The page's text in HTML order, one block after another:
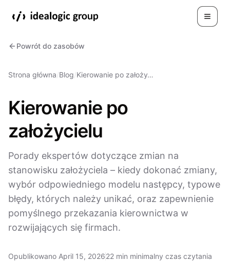
Powrót do zasobów
Strona główna/Blog/Kierowanie po założy…
Kierowanie po
założycielu
Porady ekspertów dotyczące zmian na
stanowisku założyciela – kiedy dokonać zmiany,
wybór odpowiedniego modelu następcy, typowe
błędy, których należy unikać, oraz zapewnienie
pomyślnego przekazania kierownictwa w
rozwijających się firmach.
Opublikowano April 15, 202622 min minimalny czas czytania